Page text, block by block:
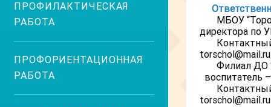
ПРОФИЛАКТИЧЕСКАЯ
РАБОТА
ПРОФОРИЕНТАЦИОННАЯ
РАБОТА
МБОУ
директора по
Филиал ДО
воспитатель
torschol@mail.ru